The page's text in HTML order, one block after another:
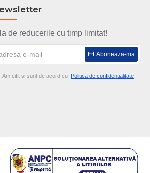
de reducerile cu timp limitat!
Aboneaza-ma
Am citit si sunt de acord cu Politica de confidentialitate